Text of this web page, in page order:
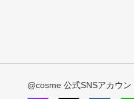
@cosme 公式SNSアカウン